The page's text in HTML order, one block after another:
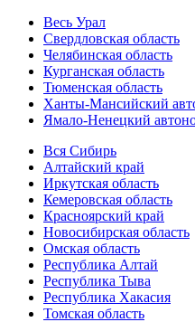
Весь Урал
Свердловская область
Челябинская область
Курганская область
Тюменская область
Ханты-Мансийский
Ямало-Ненецкий
Вся Сибирь
Алтайский край
Иркутская область
Кемеровская область
Красноярский край
Новосибирская область
Омская область
Республика Алтай
Республика Тыва
Республика Хакасия
Томская область